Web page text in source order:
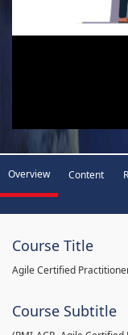
Overview Content
Course Title
Agile Certified
Course Subtitle